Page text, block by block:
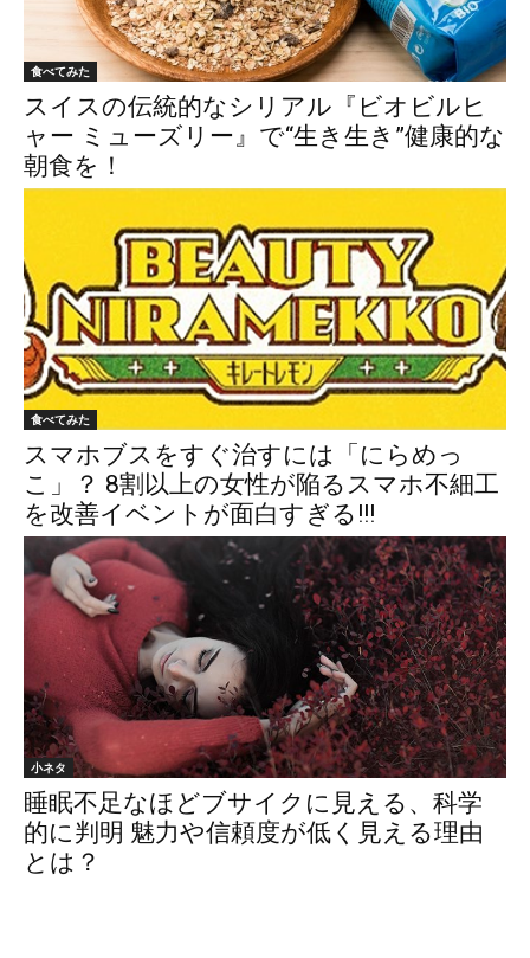
食べてみた
スイスの伝統的なシリアル『ビオビルヒ
ャー ミューズリー』で“生き生き”健康的な
朝食を！
食べてみた
スマホブスをすぐ治すには「にらめっ
こ」？ 8割以上の女性が陥るスマホ不細工
を改善イベントが面白すぎる!!!
小ネタ
睡眠不足なほどブサイクに見える、科学
的に判明 魅力や信頼度が低く見える理由
とは？